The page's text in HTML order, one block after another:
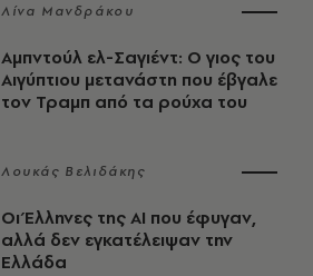
Λίνα Μανδράκου
Αμπντούλ ελ-Σαγιέντ: Ο γιος του
Αιγύπτιου μετανάστη που έβγαλε
τον Τραμπ από τα ρούχα του
Λουκάς Βελιδάκης
Οι Έλληνες της ΑΙ που έφυγαν,
αλλά δεν εγκατέλειψαν την
Ελλάδα